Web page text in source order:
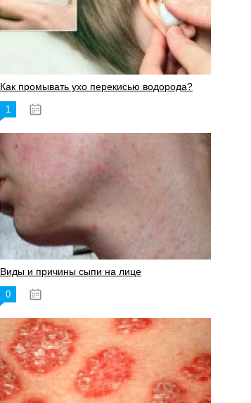
Как промывать ухо перекисью водорода?
1
Виды и причины сыпи на лице
0